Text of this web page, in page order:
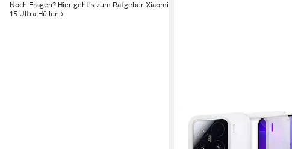
Noch Fragen? Hier geht's zum Ratgeber Xiaomi
15 Ultra Hüllen ›
Smartphone-Hülle Xiaomi 15
22,99 € UVP